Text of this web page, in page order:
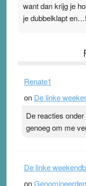
want dan krijg je
je dubbelklapt
topsporters. Ze
terwijl ze meer
ademen’ kan
Pleisterplakkers
Renate1
on De linke
De reacties
genoeg om me
De linke
on